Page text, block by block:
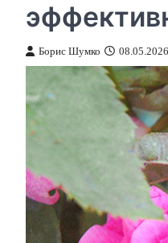
Борис Шумко 08.05.2026